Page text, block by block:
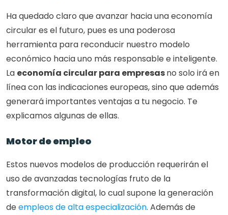
Ha quedado claro que avanzar hacia una economía
circular es el futuro, pues es una poderosa
herramienta para reconducir nuestro modelo
económico hacia uno más responsable e inteligente.
La economía circular para empresas no solo irá en
línea con las indicaciones europeas, sino que además
generará importantes ventajas a tu negocio. Te
explicamos algunas de ellas.
Motor de empleo
Estos nuevos modelos de producción requerirán el
uso de avanzadas tecnologías fruto de la
transformación digital, lo cual supone la generación
de empleos de alta especialización. Además de